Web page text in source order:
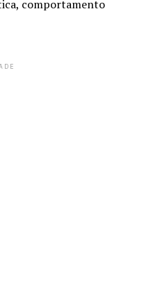
comportamento